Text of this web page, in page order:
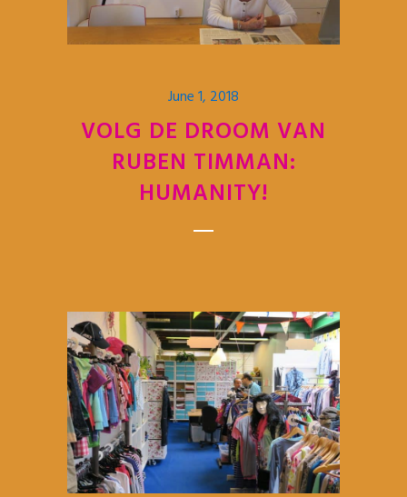
June 1, 2018
VOLG DE DROOM VAN
RUBEN TIMMAN:
HUMANITY!